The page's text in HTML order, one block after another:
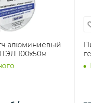
алюминиевый
100х50м